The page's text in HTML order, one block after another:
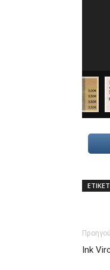
Ink